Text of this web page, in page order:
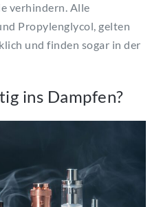
verhindern. Alle
Propylenglycol, gelten
und finden sogar in der
ins Dampfen?